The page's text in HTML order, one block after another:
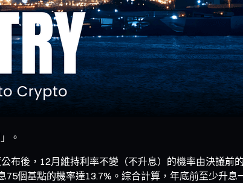
。
布後，12月維持利率不變（不升息）的機率由決議
個基點的機率達13.7%。綜合計算，年底前至少升息